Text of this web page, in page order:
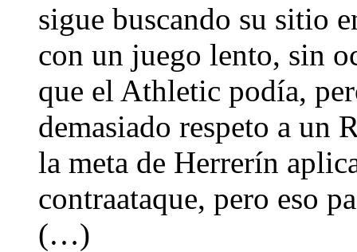
sigue buscando su sitio
con un juego lento, sin
que el Athletic podía,
demasiado respeto a un
la meta de Herrerín
contraataque, pero eso
(…)